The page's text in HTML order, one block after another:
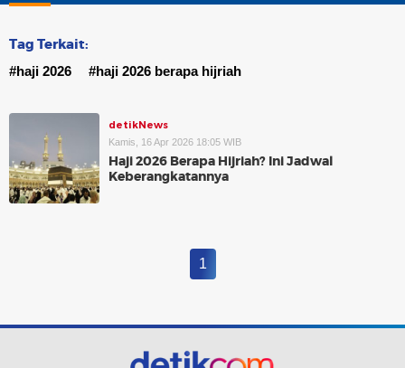
Tag Terkait:
#haji 2026 #haji 2026 berapa hijriah
detikNews
Kamis, 16 Apr 2026 18:05 WIB
Haji 2026 Berapa Hijriah? Ini Jadwal
Keberangkatannya
1